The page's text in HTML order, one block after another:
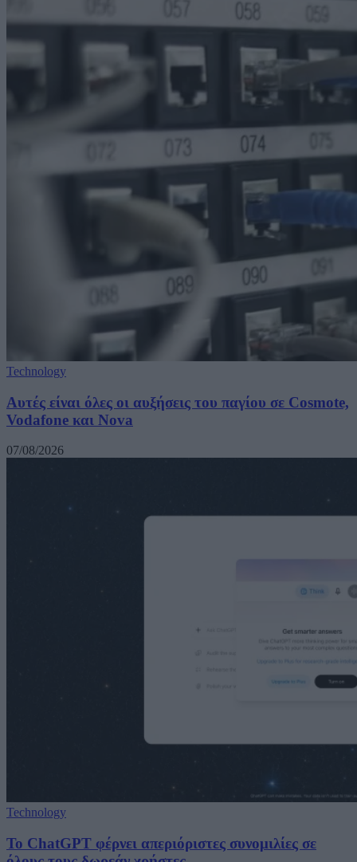
Technology
Αυτές είναι όλες οι αυξήσεις του παγίου σε Cosmote,
Vodafone και Nova
07/08/2026
Technology
Το ChatGPT φέρνει απεριόριστες συνομιλίες σε